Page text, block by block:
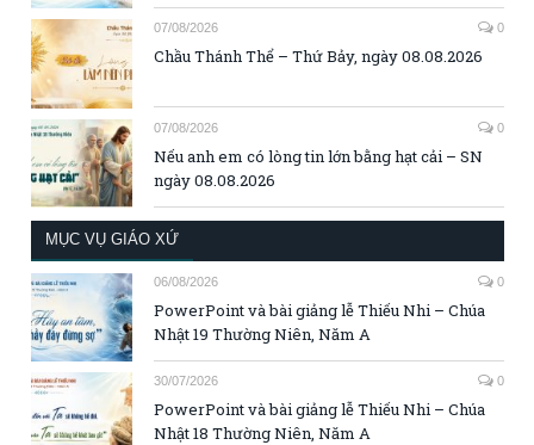
07/08/2026 0
Chầu Thánh Thể – Thứ Bảy, ngày 08.08.2026
07/08/2026 0
Nếu anh em có lòng tin lớn bằng hạt cải – SN
ngày 08.08.2026
MỤC VỤ GIÁO XỨ
06/08/2026 0
PowerPoint và bài giảng lễ Thiếu Nhi – Chúa
Nhật 19 Thường Niên, Năm A
30/07/2026 0
PowerPoint và bài giảng lễ Thiếu Nhi – Chúa
Nhật 18 Thường Niên, Năm A